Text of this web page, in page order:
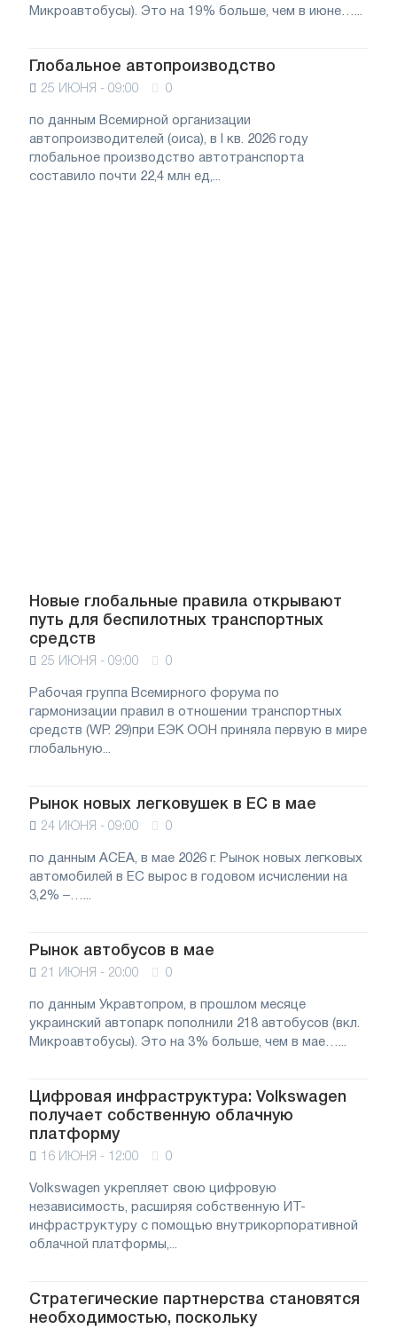
Микроавтобусы). Это на 19% больше, чем в июне…...
Глобальное автопроизводство
25 ИЮНЯ - 09:00 0
по данным Всемирной организации
автопроизводителей (оиса), в I кв. 2026 году
глобальное производство автотранспорта
составило почти 22,4 млн ед,...
Новые глобальные правила открывают
путь для беспилотных транспортных
средств
25 ИЮНЯ - 09:00 0
Рабочая группа Всемирного форума по
гармонизации правил в отношении транспортных
средств (WP. 29)при ЕЭК ООН приняла первую в мире
глобальную...
Рынок новых легковушек в ЕС в мае
24 ИЮНЯ - 09:00 0
по данным АСЕА, в мае 2026 г. Рынок новых легковых
автомобилей в ЕС вырос в годовом исчислении на
3,2% –…...
Рынок автобусов в мае
21 ИЮНЯ - 20:00 0
по данным Укравтопром, в прошлом месяце
украинский автопарк пополнили 218 автобусов (вкл.
Микроавтобусы). Это на 3% больше, чем в мае…...
Цифровая инфраструктура: Volkswagen
получает собственную облачную
платформу
16 ИЮНЯ - 12:00 0
Volkswagen укрепляет свою цифровую
независимость, расширяя собственную ИТ-
инфраструктуру с помощью внутрикорпоративной
облачной платформы,...
Стратегические партнерства становятся
необходимостью, поскольку